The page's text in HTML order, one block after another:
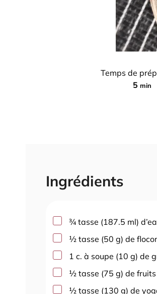
Temps de
5 m
min
Ingrédients
▢
¾ tasse (187.5 ml)
▢
½ tasse (50 g) de
▢1 c. à soupe (10 g) de
▢
½ tasse (75 g) de
▢
½ tasse (130 g) de